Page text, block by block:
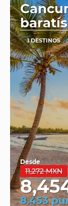
1 DESTINOS
Desde
11,272 MXN
8.453